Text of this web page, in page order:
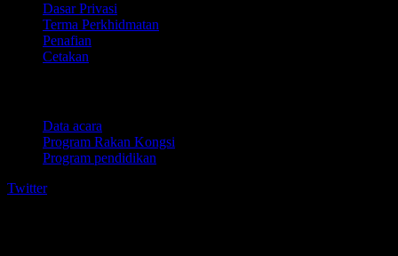
Dasar Privasi
Terma Perkhidmatan
Penafian
Cetakan
Data acara
Program Rakan Kongsi
Program pendidikan
Twitter